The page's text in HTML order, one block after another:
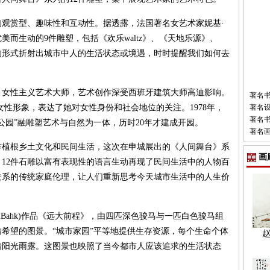
型、趣味性和互动性。据透露，法国著名女艺术家妮基·
而生动的9件雕塑，包括《欢乐waltz》、《天地乐源》、
式折射出城市中人的生活状态或境遇，时时提醒我们如何去
主义艺术大师，艺术创作深受西班牙建筑大师高迪影响。
性形象，表达了她对女性身份和社会地位的关注。1978年，
”融雕塑艺术与自然为一体，历时20年才建成开园。
乡土文化和民间生活，这次在申城展出的《人间舞台》系
件石雕以富有表现性的语言生动再现了民间生活中的人物百
的传统家庭伦理，让人们重新思考今天城市生活中的人生价
作品《远大前程》，由四匹深色骏马与一匹白色骏马组
望的图景。“城市家园”平等地提供生存资源，每个生命个体
光雨露。这图景也映照了当今都市人应该追求的生活状态
著名
著名
著名
著名
画